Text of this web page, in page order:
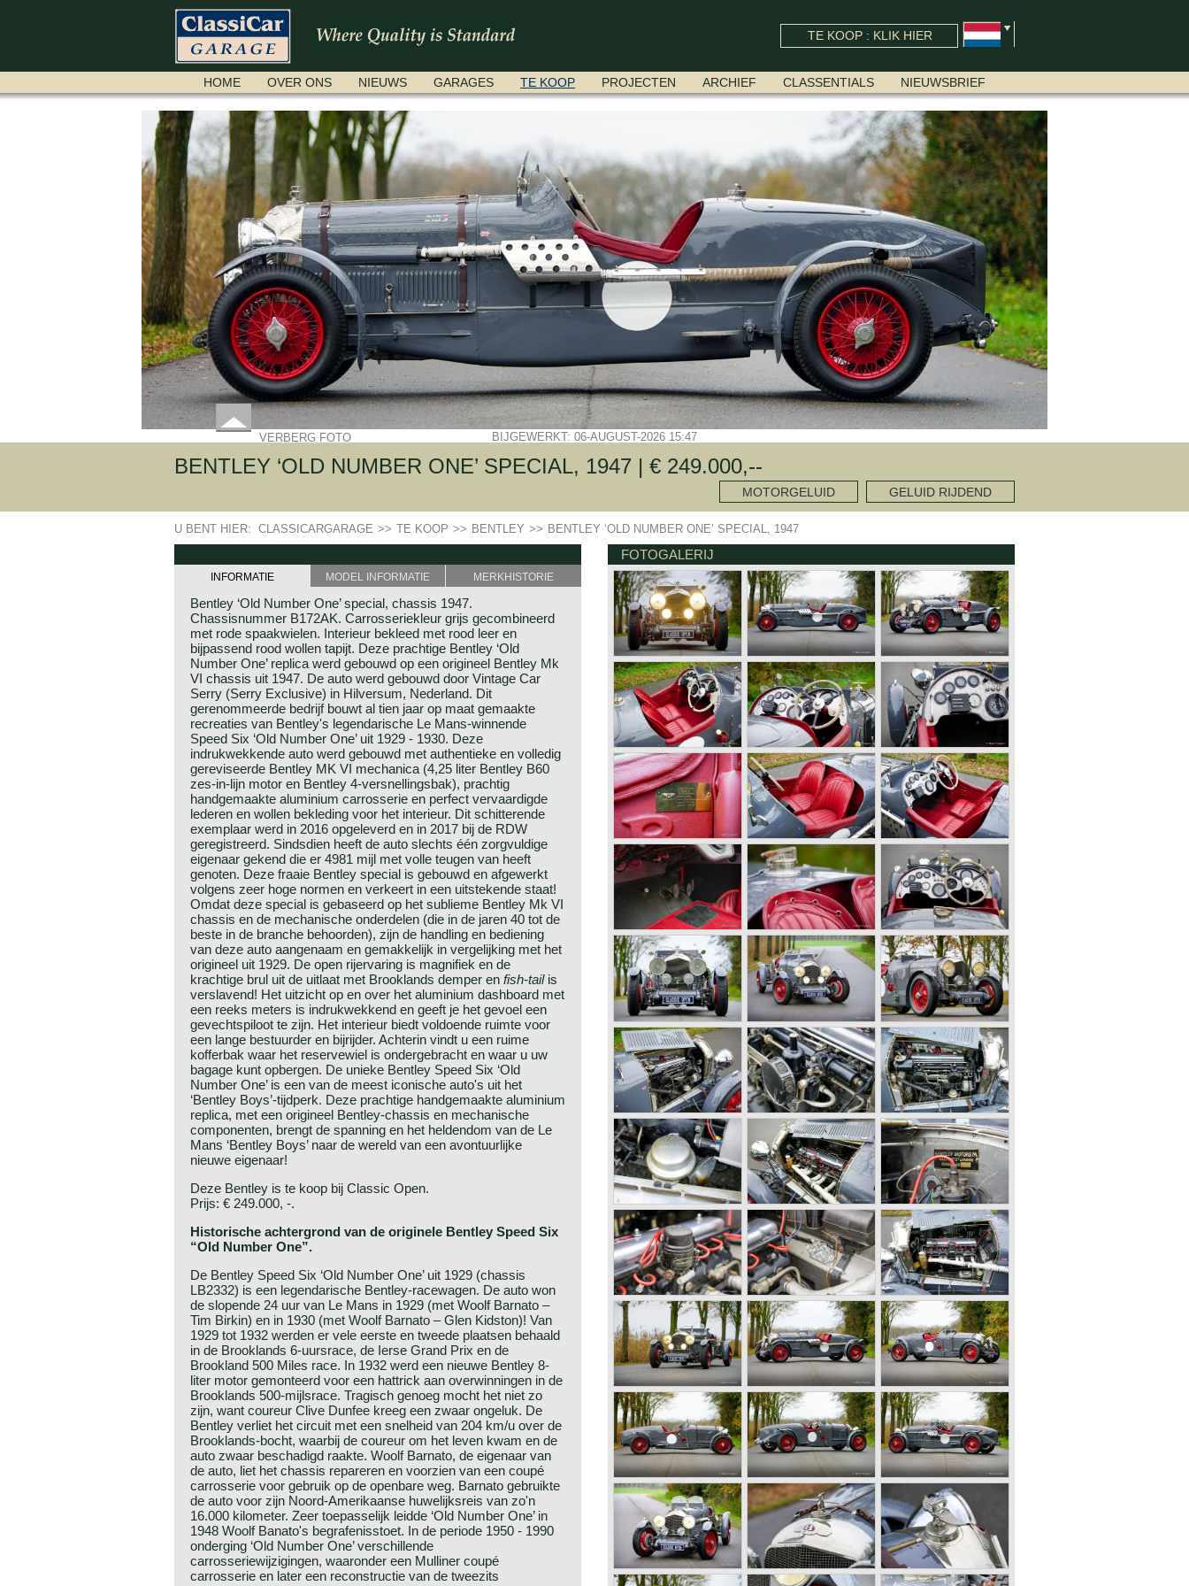
TE KOOP : KLIK HIER
NAVIGATIE
OVERSLAAN
HOME OVER ONS NIEUWS GARAGES TE KOOP PROJECTEN ARCHIEF CLASSENTIALS NIEUWSBRIEF
VERBERG FOTO BIJGEWERKT: 06-AUGUST-2026 15:47
BENTLEY ‘OLD NUMBER ONE’ SPECIAL, 1947 | € 249.000,--
MOTORGELUID GELUID RIJDEND
U BENT HIER: CLASSICARGARAGE >> TE KOOP >> BENTLEY >> BENTLEY ‘OLD NUMBER ONE’ SPECIAL, 1947
INFORMATIE MODEL INFORMATIE MERKHISTORIE
Bentley ‘Old Number One’ special, chassis 1947.
Chassisnummer B172AK. Carrosseriekleur grijs gecombineerd
met rode spaakwielen. Interieur bekleed met rood leer en
bijpassend rood wollen tapijt. Deze prachtige Bentley ‘Old
Number One’ replica werd gebouwd op een origineel Bentley Mk
VI chassis uit 1947. De auto werd gebouwd door Vintage Car
Serry (Serry Exclusive) in Hilversum, Nederland. Dit
gerenommeerde bedrijf bouwt al tien jaar op maat gemaakte
recreaties van Bentley's legendarische Le Mans-winnende
Speed ​​Six ‘Old Number One’ uit 1929 - 1930. Deze
indrukwekkende auto werd gebouwd met authentieke en volledig
gereviseerde Bentley MK VI mechanica (4,25 liter Bentley B60
zes-in-lijn motor en Bentley 4-versnellingsbak), prachtig
handgemaakte aluminium carrosserie en perfect vervaardigde
lederen en wollen bekleding voor het interieur. Dit schitterende
exemplaar werd in 2016 opgeleverd en in 2017 bij de RDW
geregistreerd. Sindsdien heeft de auto slechts één zorgvuldige
eigenaar gekend die er 4981 mijl met volle teugen van heeft
genoten. Deze fraaie Bentley special is gebouwd en afgewerkt
volgens zeer hoge normen en verkeert in een uitstekende staat!
Omdat deze special is gebaseerd op het sublieme Bentley Mk VI
chassis en de mechanische onderdelen (die in de jaren 40 tot de
beste in de branche behoorden), zijn de handling en bediening
van deze auto aangenaam en gemakkelijk in vergelijking met het
origineel uit 1929. De open rijervaring is magnifiek en de
krachtige brul uit de uitlaat met Brooklands demper en fish-tailis
verslavend! Het uitzicht op en over het aluminium dashboard met
een reeks meters is indrukwekkend en geeft je het gevoel een
gevechtspiloot te zijn. Het interieur biedt voldoende ruimte voor
een lange bestuurder en bijrijder. Achterin vindt u een ruime
kofferbak waar het reservewiel is ondergebracht en waar u uw
bagage kunt opbergen. De unieke Bentley Speed ​​Six ‘Old
Number One’ is een van de meest iconische auto's uit het
‘Bentley Boys’-tijdperk. Deze prachtige handgemaakte aluminium
replica, met een origineel Bentley-chassis en mechanische
componenten, brengt de spanning en het heldendom van de Le
Mans ‘Bentley Boys’ naar de wereld van een avontuurlijke
nieuwe eigenaar!
Deze Bentley is te koop bij Classic Open.
Prijs: € 249.000, -.
Historische achtergrond van de originele Bentley Speed ​​Six
“Old Number One”.
De Bentley Speed Six ‘Old Number One’ uit 1929 (chassis
LB2332) is een legendarische Bentley-racewagen. De auto won
de slopende 24 uur van Le Mans in 1929 (met Woolf Barnato –
Tim Birkin) en in 1930 (met Woolf Barnato – Glen Kidston)! Van
1929 tot 1932 werden er vele eerste en tweede plaatsen behaald
in de Brooklands 6-uursrace, de Ierse Grand Prix en de
Brookland 500 Miles race. In 1932 werd een nieuwe Bentley 8-
liter motor gemonteerd voor een hattrick aan overwinningen in de
Brooklands 500-mijlsrace. Tragisch genoeg mocht het niet zo
zijn, want coureur Clive Dunfee kreeg een zwaar ongeluk. De
Bentley verliet het circuit met een snelheid van 204 km/u over de
Brooklands-bocht, waarbij de coureur om het leven kwam en de
auto zwaar beschadigd raakte. Woolf Barnato, de eigenaar van
de auto, liet het chassis repareren en voorzien van een coupé
carrosserie voor gebruik op de openbare weg. Barnato gebruikte
de auto voor zijn Noord-Amerikaanse huwelijksreis van zo'n
16.000 kilometer. Zeer toepasselijk leidde ‘Old Number One’ in
1948 Woolf Banato's begrafenisstoet. In de periode 1950 - 1990
onderging ‘Old Number One’ verschillende
carrosseriewijzigingen, waaronder een Mulliner coupé
carrosserie en later een reconstructie van de tweezits
FOTOGALERIJ